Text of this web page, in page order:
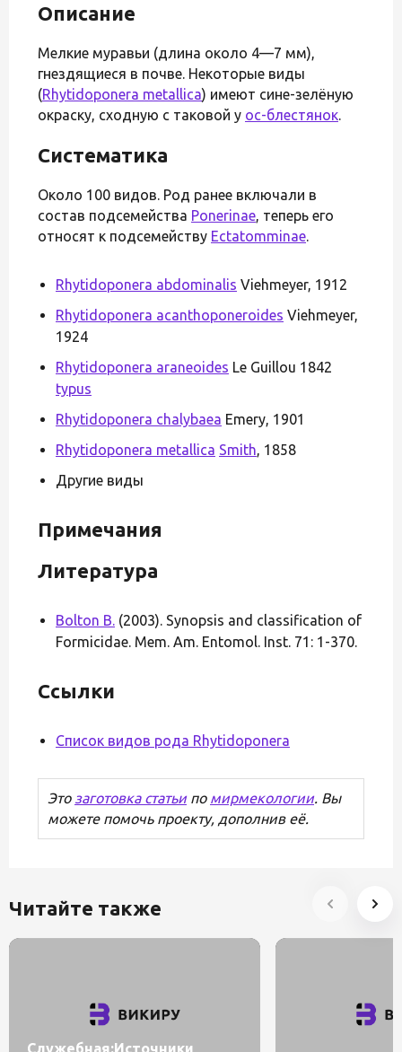
Описание
Мелкие муравьи (длина около 4—7 мм),
гнездящиеся в почве. Некоторые виды
(Rhytidoponera metallica) имеют сине-зелёную
окраску, сходную с таковой у ос-блестянок.
Систематика
Около 100 видов. Род ранее включали в
состав подсемейства Ponerinae, теперь его
относят к подсемейству Ectatomminae.
Rhytidoponera abdominalis Viehmeyer, 1912
Rhytidoponera acanthoponeroides Viehmeyer,
1924
Rhytidoponera araneoides Le Guillou 1842
typus
Rhytidoponera chalybaea Emery, 1901
Rhytidoponera metallica Smith, 1858
Другие виды
Примечания
Литература
Bolton B. (2003). Synopsis and classification of
Formicidae. Mem. Am. Entomol. Inst. 71: 1-370.
Ссылки
Список видов рода Rhytidoponera
Это заготовка статьипо мирмекологии. Вы
можете помочь проекту, дополнив её.
Читайте также
Служебная:Источники